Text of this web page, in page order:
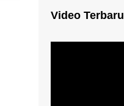
Video Terbaru